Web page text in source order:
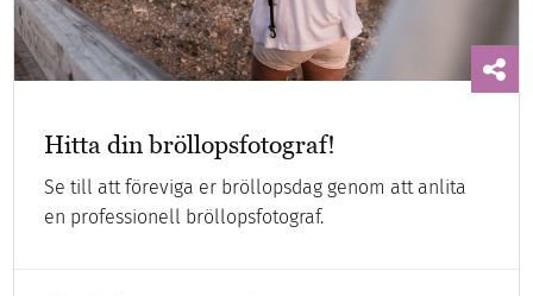
Hitta din bröllopsfotograf!
Se till att föreviga er bröllopsdag genom att anlita
en professionell bröllopsfotograf.